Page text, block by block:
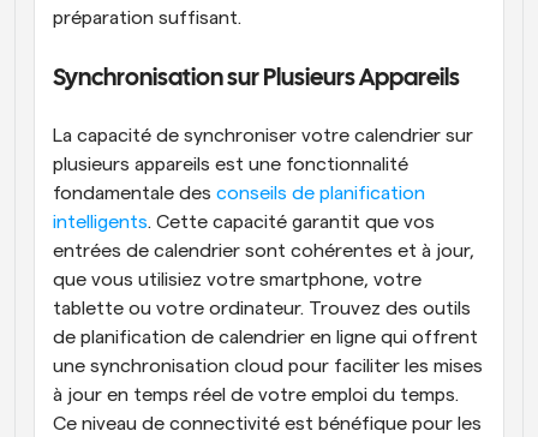
préparation suffisant.
Synchronisation sur Plusieurs Appareils
La capacité de synchroniser votre calendrier sur
plusieurs appareils est une fonctionnalité
fondamentale des conseils de planification
intelligents. Cette capacité garantit que vos
entrées de calendrier sont cohérentes et à jour,
que vous utilisiez votre smartphone, votre
tablette ou votre ordinateur. Trouvez des outils
de planification de calendrier en ligne qui offrent
une synchronisation cloud pour faciliter les mises
à jour en temps réel de votre emploi du temps.
Ce niveau de connectivité est bénéfique pour les